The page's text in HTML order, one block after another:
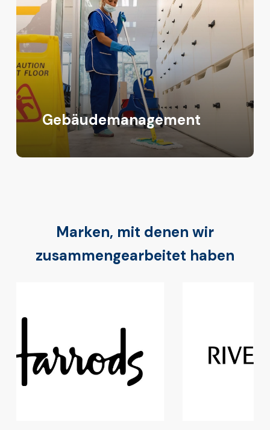
Gebäudemanagement
Marken, mit denen wir
zusammengearbeitet haben